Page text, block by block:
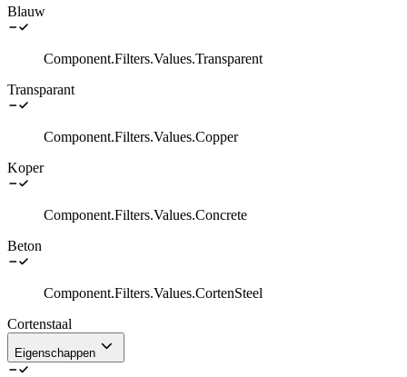
Blauw
Component.Filters.Values.Transparent
Transparant
Component.Filters.Values.Copper
Koper
Component.Filters.Values.Concrete
Beton
Component.Filters.Values.CortenSteel
Cortenstaal
Eigenschappen